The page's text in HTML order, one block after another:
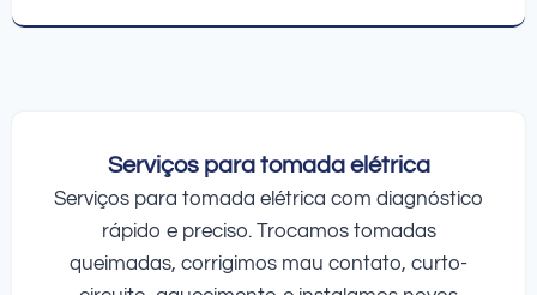
Serviços para tomada elétrica
Serviços para tomada elétrica com diagnóstico
rápido e preciso. Trocamos tomadas
queimadas, corrigimos mau contato, curto-